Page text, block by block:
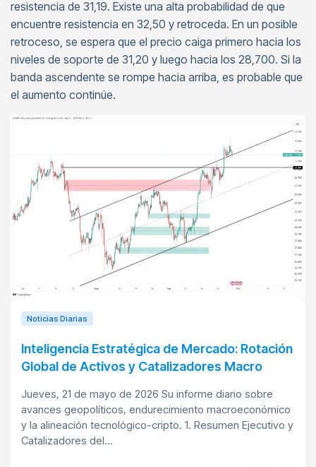
resistencia de 31,19. Existe una alta probabilidad de que
encuentre resistencia en 32,50 y retroceda. En un posible
retroceso, se espera que el precio caiga primero hacia los
niveles de soporte de 31,20 y luego hacia los 28,700. Si la
banda ascendente se rompe hacia arriba, es probable que
el aumento continúe.
Noticias Diarias
Inteligencia Estratégica de Mercado: Rotación
Global de Activos y Catalizadores Macro
Jueves, 21 de mayo de 2026 Su informe diario sobre
avances geopolíticos, endurecimiento macroeconómico
y la alineación tecnológico-cripto. 1. Resumen Ejecutivo y
Catalizadores del...